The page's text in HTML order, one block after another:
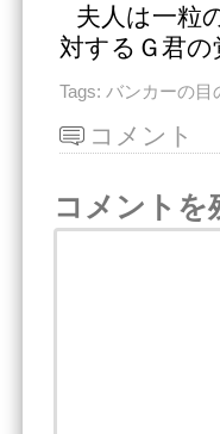
夫人は一粒
対するＧ君
Tags: バンカーの目
コメント
コメントを